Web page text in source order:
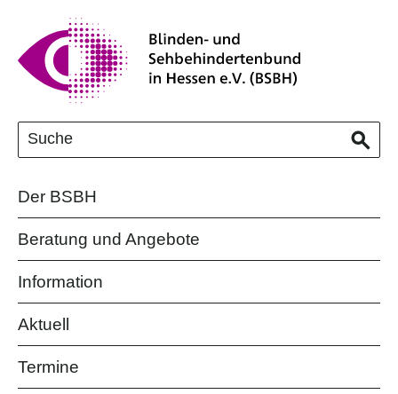
Der BSBH
Beratung und Angebote
Information
Aktuell
Termine